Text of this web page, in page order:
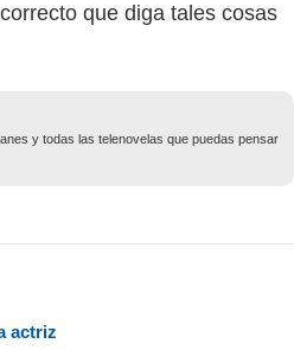
que diga tales cosas
y todas las telenovelas que puedas pensar
actriz